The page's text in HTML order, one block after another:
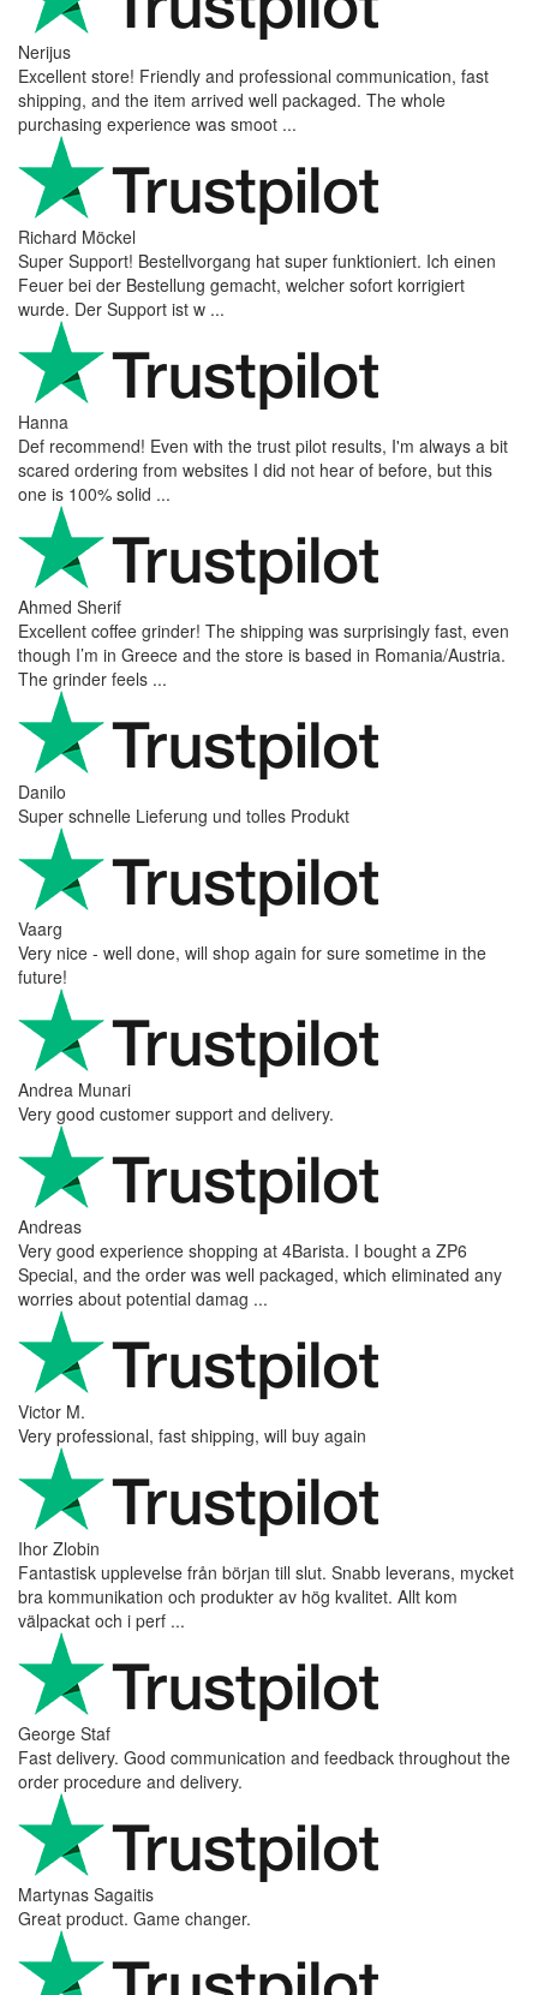
Nerijus
Excellent store! Friendly and professional communication, fast
shipping, and the item arrived well packaged. The whole
purchasing experience was smoot ...
Richard Möckel
Super Support! Bestellvorgang hat super funktioniert. Ich einen
Feuer bei der Bestellung gemacht, welcher sofort korrigiert
wurde. Der Support ist w ...
Hanna
Def recommend! Even with the trust pilot results, I'm always a bit
scared ordering from websites I did not hear of before, but this
one is 100% solid ...
Ahmed Sherif
Excellent coffee grinder! The shipping was surprisingly fast, even
though I’m in Greece and the store is based in Romania/Austria.
The grinder feels ...
Danilo
Super schnelle Lieferung und tolles Produkt
Vaarg
Very nice - well done, will shop again for sure sometime in the
future!
Andrea Munari
Very good customer support and delivery.
Andreas
Very good experience shopping at 4Barista. I bought a ZP6
Special, and the order was well packaged, which eliminated any
worries about potential damag ...
Victor M.
Very professional, fast shipping, will buy again
Ihor Zlobin
Fantastisk upplevelse från början till slut. Snabb leverans, mycket
bra kommunikation och produkter av hög kvalitet. Allt kom
välpackat och i perf ...
George Staf
Fast delivery. Good communication and feedback throughout the
order procedure and delivery.
Martynas Sagaitis
Great product. Game changer.